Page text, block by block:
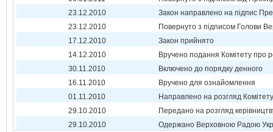
23.12.2010
Закон направлено на підпис
23.12.2010
Повернуто з підписом Голови
17.12.2010
Закон прийнято
14.12.2010
Вручено подання Комітету про
30.11.2010
Включено до порядку денного
16.11.2010
Вручено для ознайомлення
01.11.2010
Направлено на розгляд Комітету
29.10.2010
Передано на розгляд
29.10.2010
Одержано Верховною Радою